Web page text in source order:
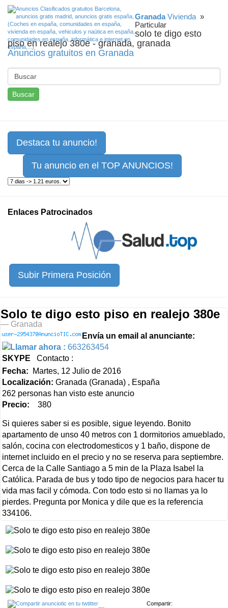
Granada Vivienda »
Particular
solo te digo esto
piso en realejo 380e - granada, granada
Anuncios gratuitos en Granada
Buscar
Destaca tu anuncio!
Tu anuncio en el TOP ANUNCIOS!
Enlaces Patrocinados
Subir Primera Posición
Solo te digo esto piso en realejo 380e
— Granada
Envía un email al anunciante:
Llamar ahora : 663263454
SKYPE Contacto :
Fecha:
Martes, 12 Julio de 2016
Localización: Granada (Granada) , España
262 personas han visto este anuncio
Precio: 380
Si quieres saber si es posible, sigue leyendo. Bonito
apartamento de unso 40 metros con 1 dormitorios amueblado,
salón, cocina con electrodomesticos y 1 baño, dispone de
internet incluido en el precio y no se reserva para septiembre.
Cerca de la Calle Santiago a 5 min de la Plaza Isabel la
Católica. Parada de bus y todo tipo de negocios para hacer tu
vida mas facil y cómoda. Con todo esto si no llamas ya lo
pierdes. Pregunta por Monica y dile que es la referencia
334106.
Compartir: